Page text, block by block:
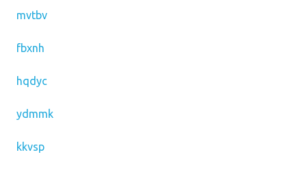
mvtbv
fbxnh
hqdyc
ydmmk
kkvsp